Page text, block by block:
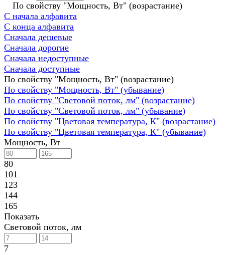
По свойству "Мощность, Вт" (возрастание)
С начала алфавита
С конца алфавита
Сначала дешевые
Сначала дорогие
Сначала недоступные
Сначала доступные
По свойству "Мощность, Вт" (возрастание)
По свойству "Мощность, Вт" (убывание)
По свойству "Световой поток, лм" (возрастание)
По свойству "Световой поток, лм" (убывание)
По свойству "Цветовая температура, К" (возрастание)
По свойству "Цветовая температура, К" (убывание)
Мощность, Вт
80
101
123
144
165
Показать
Световой поток, лм
7